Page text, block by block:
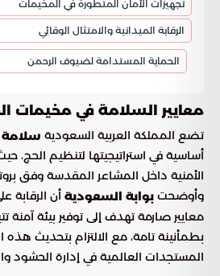
تجهيزات الأمان المتطورة في المخيمات
الرقابة الميدانية والامتثال الوقائي
الحماية المستدامة لضيوف الرحمن
معايير السلامة في مخيمات
تضع المملكة العربية السعودية
أساسية في استراتيجيتها لتنظيم الحج،
الأمنية داخل المشاعر المقدسة وفق
وأوضحت بوابة السعودية أن الرقابة
معايير صارمة تهدف إلى توفير بيئة آمنة
بطمأنينة تامة، مع الالتزام بتحديث هذه
المستجدات العالمية في إدارة الحشود